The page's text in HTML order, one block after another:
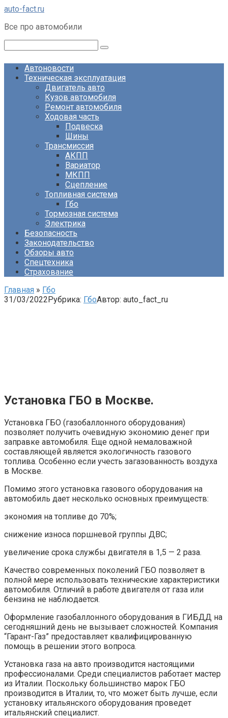
Перейти
контенту
auto-fact.ru
Все про автомобили
Автоновости
Техническая эксплуатация
Двигатель авто
Кузов автомобиля
Ремонт автомобиля
Ходовая часть
Подвеска
Шины
Трансмиссия
АКПП
Вариатор
МКПП
Сцепление
Топливная система
Гбо
Тормозная система
Электрика
Безопасность
Законодательство
Обзоры авто
Спецтехника
Страхование
Главная » Гбо
31/03/2022Рубрика: ГбоАвтор: auto_fact_ru
Установка ГБО в Москве.
Установка ГБО (газобаллонного оборудования)
позволяет получить очевидную экономию денег при
заправке автомобиля. Еще одной немаловажной
составляющей является экологичность газового
топлива. Особенно если учесть загазованность воздуха
в Москве.
Помимо этого установка газового оборудования на
автомобиль дает несколько основных преимуществ:
экономия на топливе до 70%;
снижение износа поршневой группы ДВС;
увеличение срока службы двигателя в 1,5 — 2 раза.
Качество современных поколений ГБО позволяет в
полной мере использовать технические характеристики
автомобиля. Отличий в работе двигателя от газа или
бензина не наблюдается.
Оформление газобаллонного оборудования в ГИБДД на
сегодняшний день не вызывает сложностей. Компания
“Гарант-Газ” предоставляет квалифицированную
помощь в решении этого вопроса.
Установка газа на авто производится настоящими
профессионалами. Среди специалистов работает мастер
из Италии. Поскольку большинство марок ГБО
производится в Италии, то, что может быть лучше, если
установку итальянского оборудования проведет
итальянский специалист.